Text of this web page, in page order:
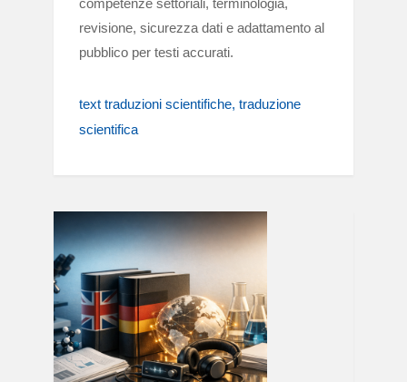
competenze settoriali, terminologia,
revisione, sicurezza dati e adattamento al
pubblico per testi accurati.
text traduzioni scientifiche traduzione
scientifica